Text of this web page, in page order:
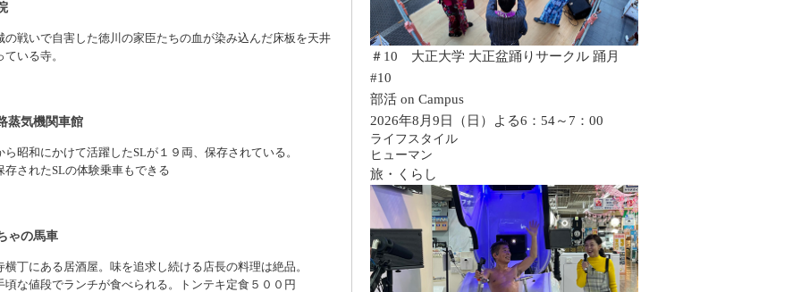
の戦いで自害した徳川の家臣たちの血が染み込んだ床板を天井
ている寺。
蒸気機関車館
ら昭和にかけて活躍したSLが１９両、保存されている。
存されたSLの体験乗車もできる
ゃの馬車
横丁にある居酒屋。味を追求し続ける店長の料理は絶品。
頃な値段でランチが食べられる。トンテキ定食５００円
＃10 大正大学 大正盆踊りサークル 踊月
#10
部活 on Campus
2026年8月9日（日）よる6：54～7：00
ライフスタイル
ヒューマン
旅・くらし